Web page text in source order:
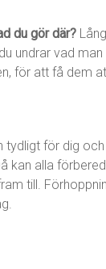
du gör där?
undrar vad
för att få dem
för dig
kan alla
till.